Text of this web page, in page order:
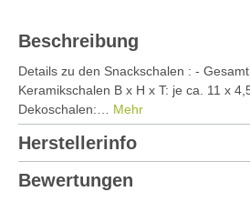
Beschreibung
Details zu den Snackschalen : -
Keramikschalen B x H x T: je ca. 11 x
Dekoschalen:… Mehr
Herstellerinfo
Bewertungen